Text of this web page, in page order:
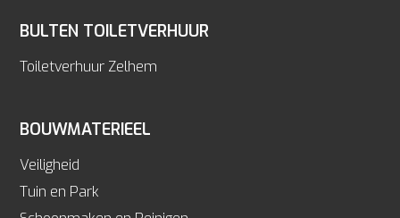
BOUWMATERIEEL
Veiligheid
Tuin en Park
BULTEN TOILETVERHUUR
Toiletverhuur Zelhem